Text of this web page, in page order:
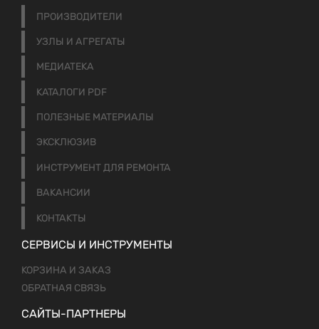
ПРОИЗВОДИТЕЛИ
УЗЛЫ И АГРЕГАТЫ
МЕДИАТЕКА
КАТАЛОГИ PDF
ПОЛЕЗНЫЕ МАТЕРИАЛЫ
ЭКСКЛЮЗИВ
ИНСТРУМЕНТ ДЛЯ РЕМОНТА
ВАКАНСИИ
КОНТАКТЫ
СЕРВИСЫ И ИНСТРУМЕНТЫ
КОРЗИНА И ЗАКАЗ
ОБРАТНАЯ СВЯЗЬ
САЙТЫ-ПАРТНЕРЫ